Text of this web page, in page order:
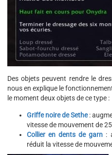
Des objets peuvent rendre le
nous en explique le
le moment deux objets de ce type :
Griffe noire de Sethe:
vitesse de mouvement de
Collier en dents de garn :
réduit la vitesse de